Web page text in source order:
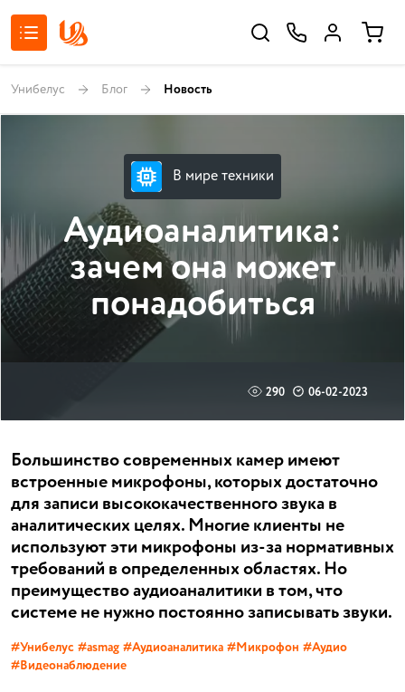
Унибелус Блог Новость
В мире техники
Аудиоаналитика:
зачем она может
понадобиться
290 06-02-2023
Большинство современных камер имеют
встроенные микрофоны, которых достаточно
для записи высококачественного звука в
аналитических целях. Многие клиенты не
используют эти микрофоны из-за нормативных
требований в определенных областях. Но
преимущество аудиоаналитики в том, что
системе не нужно постоянно записывать звуки.
#Унибелус #asmag #Аудиоаналитика #Микрофон #Аудио
#Видеонаблюдение